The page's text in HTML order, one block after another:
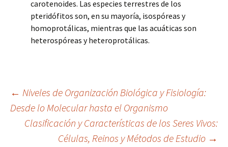
carotenoides. Las especies terrestres de los
pteridófitos son, en su mayoría, isospóreas y
homoprotálicas, mientras que las acuáticas son
heterospóreas y heteroprotálicas.
Navegación
de
← Niveles de Organización Biológica y Fisiología:
Desde lo Molecular hasta el Organismo
Clasificación y Características de los Seres Vivos:
Células, Reinos y Métodos de Estudio →